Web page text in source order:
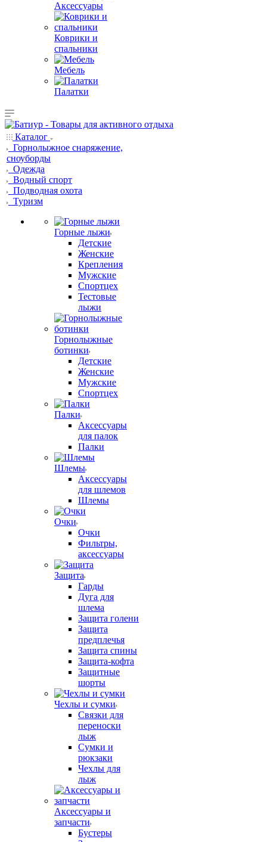
Аксессуары
Коврики и
спальники
Мебель
Палатки
Каталог
Горнолыжное снаряжение,
сноуборды
Одежда
Водный спорт
Подводная охота
Туризм
Горные лыжи
Детские
Женские
Крепления
Мужские
Спортцех
Тестовые
лыжи
Горнолыжные
ботинки
Детские
Женские
Мужские
Спортцех
Палки
Аксессуары
для палок
Палки
Шлемы
Аксессуары
для шлемов
Шлемы
Очки
Очки
Фильтры,
аксессуары
Защита
Гарды
Дуга для
шлема
Защита голени
Защита
предплечья
Защита спины
Защита-кофта
Защитные
шорты
Чехлы и сумки
Связки для
переноски
лыж
Сумки и
рюкзаки
Чехлы для
лыж
Аксессуары и
запчасти
Бустеры